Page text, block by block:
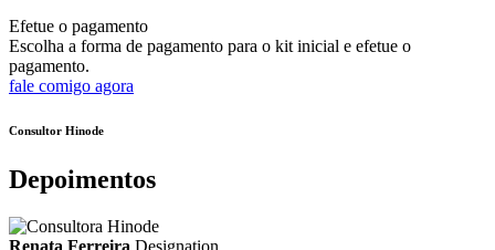
Efetue o pagamento
Escolha a forma de pagamento para o kit inicial e efetue o
pagamento.
fale comigo agora
Consultor Hinode
Depoimentos
Renata Ferreira Designation